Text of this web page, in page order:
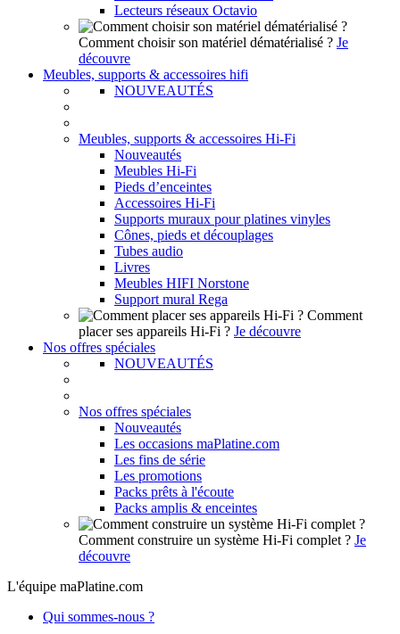
Lecteurs réseaux Octavio
Comment choisir son matériel dématérialisé ? Je
découvre
Meubles, supports & accessoires hifi
NOUVEAUTÉS
Meubles, supports & accessoires Hi-Fi
Nouveautés
Meubles Hi-Fi
Pieds d’enceintes
Accessoires Hi-Fi
Supports muraux pour platines vinyles
Cônes, pieds et découplages
Tubes audio
Livres
Meubles HIFI Norstone
Support mural Rega
Comment
placer ses appareils Hi-Fi ? Je découvre
Nos offres spéciales
NOUVEAUTÉS
Nos offres spéciales
Nouveautés
Les occasions maPlatine.com
Les fins de série
Les promotions
Packs prêts à l'écoute
Packs amplis & enceintes
Comment construire un système Hi-Fi complet ? Je
découvre
L'équipe maPlatine.com
Qui sommes-nous ?